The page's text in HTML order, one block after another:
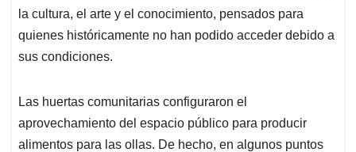
la cultura, el arte y el conocimiento, pensados para
quienes históricamente no han podido acceder debido a
sus condiciones.
Las huertas comunitarias configuraron el
aprovechamiento del espacio público para producir
alimentos para las ollas. De hecho, en algunos puntos